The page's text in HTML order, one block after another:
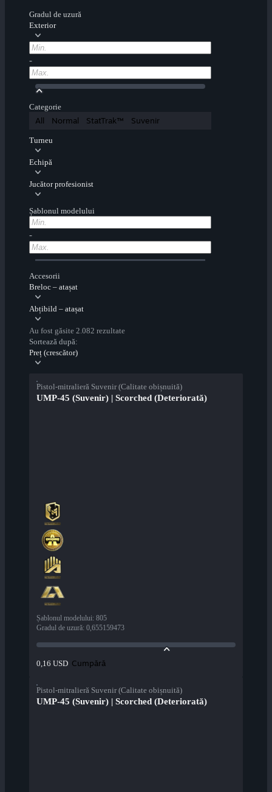
Gradul de uzură
Exterior
-
Categorie
All Normal StatTrak™ Suvenir
Turneu
Echipă
Jucător profesionist
Șablonul modelului
-
Accesorii
Breloc – atașat
Abțibild – atașat
Au fost găsite 2.082 rezultate
Sortează după:
Preț (crescător)
Pistol-mitralieră Suvenir (Calitate obișnuită)
UMP-45 (Suvenir) | Scorched (Deteriorată)
Șablonul modelului: 805
Gradul de uzură: 0,655159473
0,16 USD Cumpără
Pistol-mitralieră Suvenir (Calitate obișnuită)
UMP-45 (Suvenir) | Scorched (Deteriorată)